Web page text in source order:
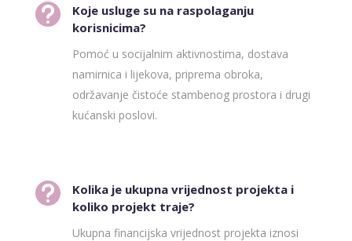

Koje usluge su na raspolaganju
korisnicima?
Pomoć u socijalnim aktivnostima, dostava
namirnica i lijekova, priprema obroka,
održavanje čistoće stambenog prostora i drugi
kućanski poslovi.

Kolika je ukupna vrijednost projekta i
koliko projekt traje?
Ukupna financijska vrijednost projekta iznosi